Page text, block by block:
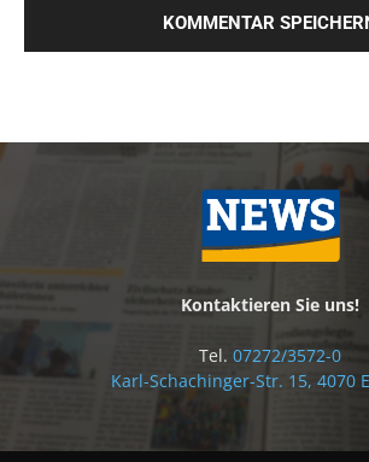
Kontaktieren Sie uns!
Tel. 07272/3572-0
Karl-Schachinger-Str. 15, 4070